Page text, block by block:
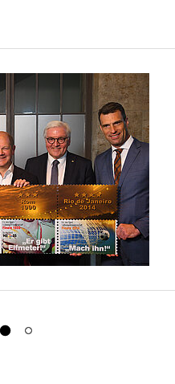
Briefmarkenübergabe
"Für den Sport" 2018
V.l.n.r.: Werner E. Klatten
(Aufsichtsratsvorsitzender
Deutsche Sporthilfe),
Bundesinnenminister Horst
Seehofer, DFB-Präsident
Bundespräsident Frank-Walter